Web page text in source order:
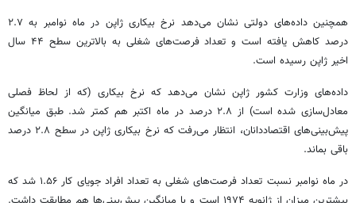
همچنین داده‌های دولتی نشان می‌دهد نرخ بیکاری ژاپن در ماه نوامبر به ۲.۷
درصد کاهش یافته است و تعداد فرصت‌های شغلی به بالاترین سطح ۴۴ سال
اخیر ژاپن رسیده است.
داده‌های وزارت کشور ژاپن نشان می‌دهد که نرخ بیکاری (که از لحاظ فصلی
معادل‌سازی شده است) از ۲.۸ درصد در ماه اکتبر هم کمتر شد. طبق میانگین
پیش‌بینی‌های اقتصاددانان، انتظار می‌رفت که نرخ بیکاری ژاپن در سطح ۲.۸ درصد
باقی بماند.
در ماه نوامبر نسبت تعداد فرصت‌های شغلی به تعداد افراد جویای کار ۱.۵۶ شد که